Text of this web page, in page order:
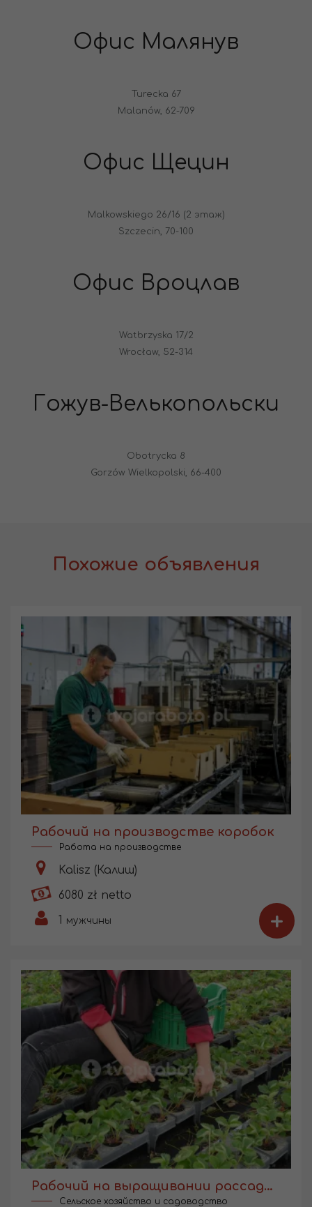
Офис Малянув
Turecka 67
Malanów, 62-709
Офис Щецин
Malkowskiego 26/16 (2 этаж)
Szczecin, 70-100
Офис Вроцлав
Watbrzyska 17/2
Wrocław, 52-314
Гожув-Велькопольски
Obotrycka 8
Gorzów Wielkopolski, 66-400
Похожие объявления
Рабочий на производстве коробок
Работа на производстве
Kalisz (Калиш)
6080 zł netto
1 мужчины +
Рабочий на выращивании рассады в Голландии
Сельское хозяйство и садоводство